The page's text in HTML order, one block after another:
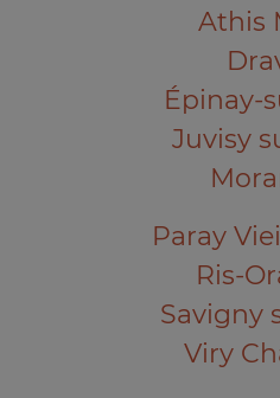
Athis
Épinay-
Juvisy
Paray
Ris-
Savigny
Viry